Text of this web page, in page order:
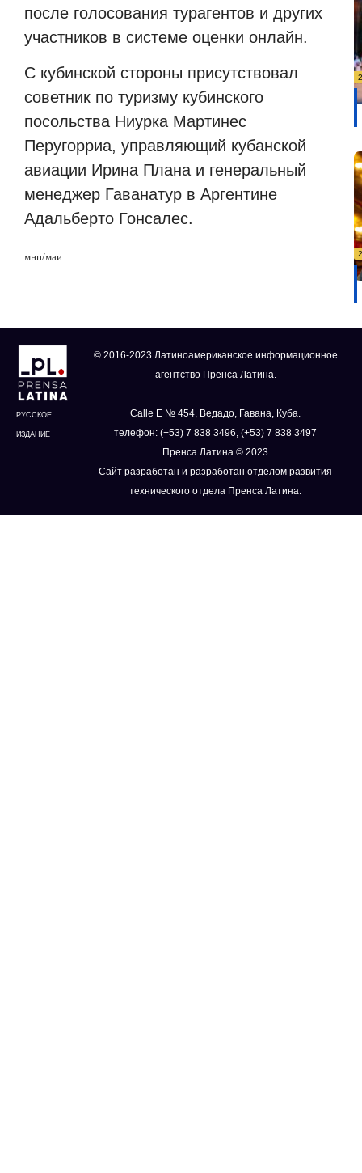
после голосования турагентов и других
участников в системе оценки онлайн.
С кубинской стороны присутствовал
советник по туризму кубинского
посольства Ниурка Мартинес
Перугорриа, управляющий кубанской
авиации Ирина Плана и генеральный
менеджер Гаванатур в Аргентине
Адальберто Гонсалес.
мнп/маи
РУССКОЕ
ИЗДАНИЕ
© 2016-2023 Латиноамериканское информационное
агентство Пренса Латина.
Calle E № 454, Ведадо, Гавана, Куба.
телефон: (+53) 7 838 3496, (+53) 7 838 3497
Пренса Латина © 2023
Сайт разработан и разработан отделом развития
технического отдела Пренса Латина.